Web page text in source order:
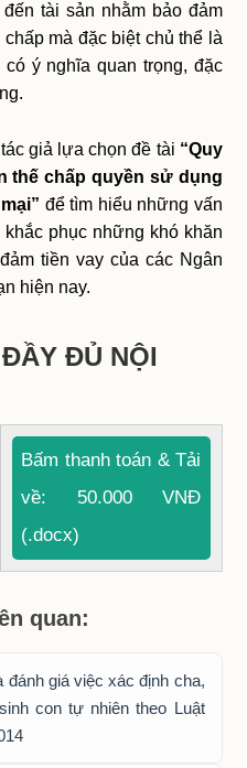
tài sản nhằm bảo đảm
mà đặc biệt chủ thể là
ý nghĩa quan trọng, đặc
giả lựa chọn đề tài “Quy
thế chấp quyền sử dụng
để tìm hiểu những vấn
phục những khó khăn
tiền vay của các Ngân
hiện nay.
ĐỦ NỘI
Bấm thanh toán & Tải
về: 50.000 VNĐ
(.docx)
quan:
đánh giá việc xác định cha,
con tự nhiên theo Luật